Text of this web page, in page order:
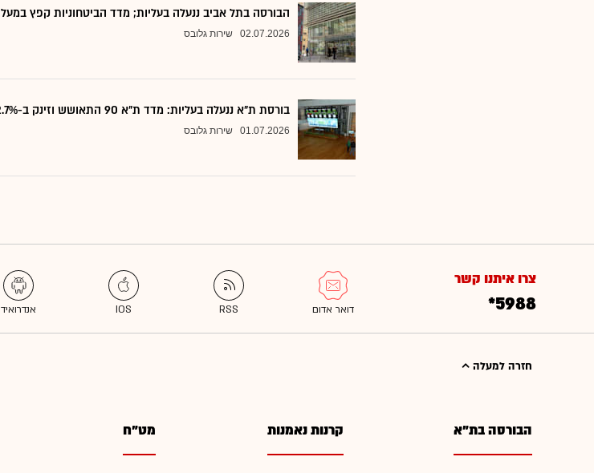
הבורסה בתל אביב ננעלה בעליות; מדד הביטחוניות קפץ במעל 3%
02.07.2026 שירות גלובס
בורסת ת"א ננעלה בעליות: מדד ת"א 90 התאושש וזינק ב-2.7%
01.07.2026 שירות גלובס
צרו איתנו קשר
*5988
חזרה למעלה
הבורסה בת"א קרנות נאמנות מט"ח